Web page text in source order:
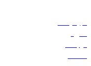
حجز الرحلات
العروض
الوجهات
الأمتعة